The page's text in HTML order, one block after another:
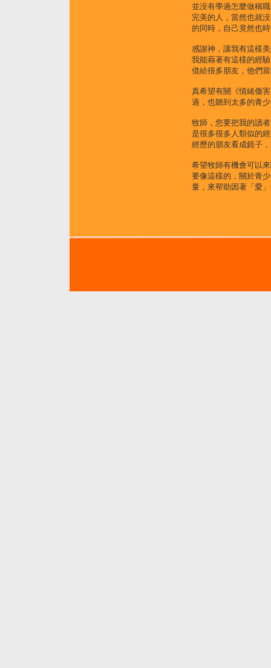
並没有學過怎麼做稱
完美的人，當然也就
的同時，自己竟然也
感謝神，讓我有這樣
我能藉著有這樣的經
借給很多朋友，他們
真希望有關《情緒傷
過，也聽到太多的青
牧師，您要把我的讀
是很多很多人類似的
經歷的朋友看成鏡子
希望牧師有機會可以
要像這樣的，關於青
量，來帮助因著「愛